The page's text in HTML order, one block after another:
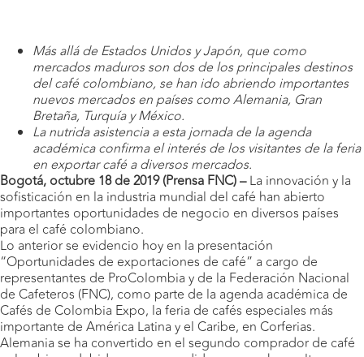
Más allá de Estados Unidos y Japón, que como
mercados maduros son dos de los principales destinos
del café colombiano, se han ido abriendo importantes
nuevos mercados en países como Alemania, Gran
Bretaña, Turquía y México.
La nutrida asistencia a esta jornada de la agenda
académica confirma el interés de los visitantes de la feria
en exportar café a diversos mercados.
Bogotá, octubre 18 de 2019 (Prensa FNC) –La innovación y la
sofisticación en la industria mundial del café han abierto
importantes oportunidades de negocio en diversos países
para el café colombiano.
Lo anterior se evidencio hoy en la presentación
“Oportunidades de exportaciones de café” a cargo de
representantes de ProColombia y de la Federación Nacional
de Cafeteros (FNC), como parte de la agenda académica de
Cafés de Colombia Expo, la feria de cafés especiales más
importante de América Latina y el Caribe, en Corferias.
Alemania se ha convertido en el segundo comprador de café